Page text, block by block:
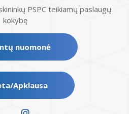
PSPC teikiamų paslaugų
kokybę
nuomonė
Apklausa